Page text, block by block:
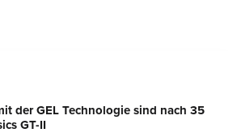
der GEL Technologie sind nach 35
GT-II